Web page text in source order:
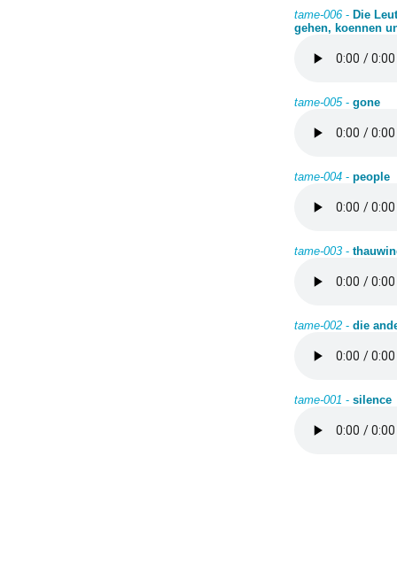
tame-006 - Die
gehen, koennen
tame-005- gone
tame-004 - people
tame-003 -
tame-002 - die
tame-001 - silence